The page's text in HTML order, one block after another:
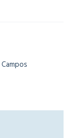
Campos